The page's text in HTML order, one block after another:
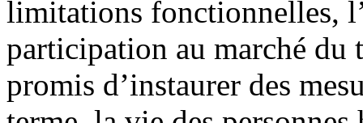
limitations fonctionnelles,
participation au marché du
promis d’instaurer des